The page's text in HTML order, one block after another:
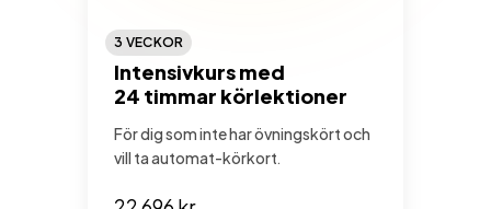
3 VECKOR
Intensivkurs med
24 timmar körlektioner
För dig som inte har övningskört och
vill ta automat-körkort.